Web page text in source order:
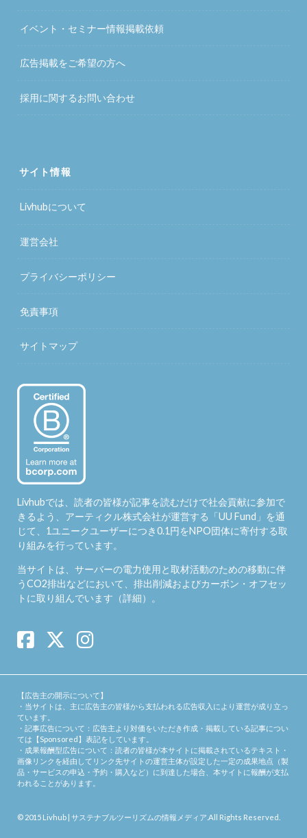
イベント・セミナー情報掲載依頼
広告掲載をご希望の方へ
採用に関するお問い合わせ
サイト情報
Livhubについて
運営会社
プライバシーポリシー
免責事項
サイトマップ
Livhubでは、読者の皆様が記事を読むだけで社会貢献に参加で
きるよう、アーティクル株式会社が運営する「UU Fund 」を通
じて、1ユニークユーザーにつき0.1円をNPO団体に寄付する取
り組みを行っています。
当サイトは、サーバーの電力使用と取材活動のための移動に伴
うCO2排出などにおいて、排出削減およびカーボン・オフセッ
トに取り組んでいます（詳細）。
【広告主の開示について】
・当サイトは、主に広告主の皆様から支払われる広告収入により運営が成り立っ
ています。
・記事広告について：広告主より対価をいただき作成・掲載している記事につい
ては【Sponsored】表記をしています。
・成果報酬型広告について：読者の皆様が本サイトに掲載されているテキスト・
画像リンクを経由してリンク先サイトの運営主体が設定した一定の成果地点（製
品・サービスの申込・予約・購入など）に到達した場合、本サイトに報酬が支払
われることがあります。
© 2015 Livhub | サステナブルツーリズムの情報メディア .All Rights Reserved.